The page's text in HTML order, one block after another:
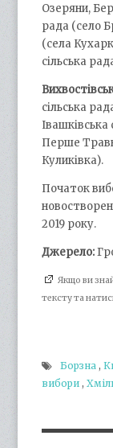
Озеряни,
рада (село
(села
сільська
сільська
Івашківська
Перше
Куликівка).
Початок
2019 року.
Джерело:
Якщо ви
тексту та
Борзна ,
вибори ,